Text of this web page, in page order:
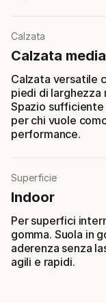
Calzata
Calzata media
Calzata versatile
piedi di larghezza
Spazio sufficiente
per chi vuole
performance.
Superficie
Indoor
Per superfici
gomma. Suola in
aderenza senza
agili e rapidi.